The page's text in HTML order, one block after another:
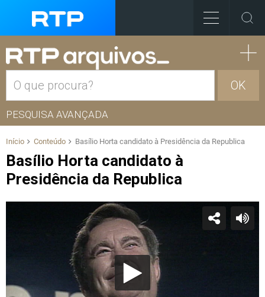
OK
PESQUISA AVANÇADA
Início Conteúdo Basílio Horta candidato à Presidência da Republica
Basílio Horta candidato à
Presidência da Republica